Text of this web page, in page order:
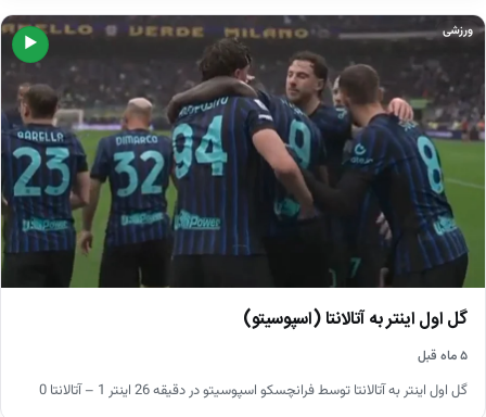
▶
ورزشی
گل اول اینتر به آتالانتا (اسپوسیتو)
۵ ماه قبل
گل اول اینتر به آتالانتا توسط فرانچسکو اسپوسیتو در دقیقه 26 اینتر 1 – آتالانتا 0